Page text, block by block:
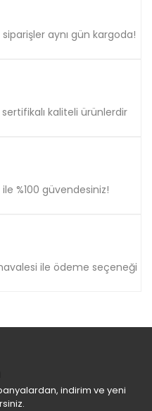
aynı gün kargoda!
kaliteli ürünlerdir
ile %100 güvendesiniz!
ile ödeme seçeneği
indirim ve yeni